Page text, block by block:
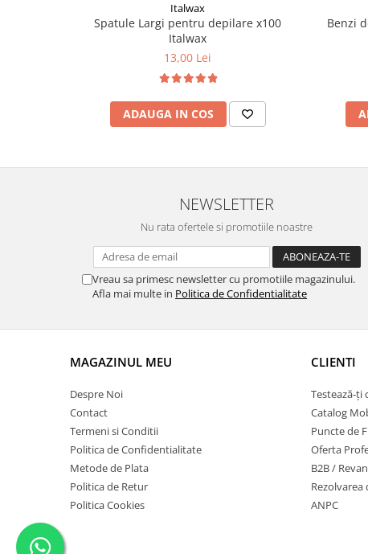
Italwax
Spatule Largi pentru depilare x100
Italwax
13,00 Lei
ADAUGA IN COS
Benzi
NEWSLETTER
Nu rata ofertele si promotiile noastre
Vreau sa primesc newsletter cu promotiile magazinului.
Afla mai multe in Politica de Confidentialitate
MAGAZINUL MEU
Despre Noi
Contact
Termeni si Conditii
Politica de Confidentialitate
Metode de Plata
Politica de Retur
Politica Cookies
CLIENTI
Testează-ți
Catalog
Puncte de
Oferta
B2B /
ANPC